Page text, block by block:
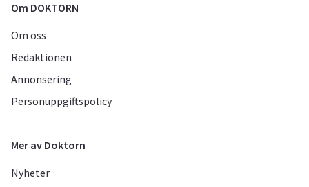
Om DOKTORN
Om oss
Redaktionen
Annonsering
Personuppgiftspolicy
Mer av Doktorn
Nyheter